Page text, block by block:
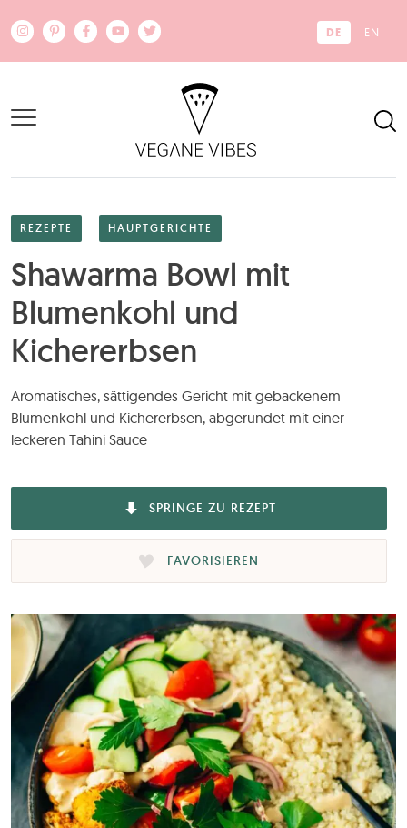
DE EN
REZEPTE HAUPTGERICHTE
Shawarma Bowl mit
Blumenkohl und
Kichererbsen
Aromatisches, sättigendes Gericht mit gebackenem
Blumenkohl und Kichererbsen, abgerundet mit einer
leckeren Tahini Sauce
SPRINGE ZU REZEPT
FAVORISIEREN